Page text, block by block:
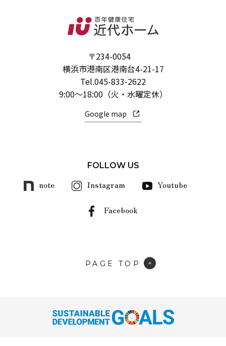
〒234-0054
横浜市港南区港南台4-21-17
Tel.045-833-2622
9:00～18:00（火・水曜定休）
Google map
FOLLOW US
note Instagram Youtube
Facebook
PAGE TOP